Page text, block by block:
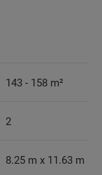
143 - 158 m²
2
8.25 m x 11.63 m